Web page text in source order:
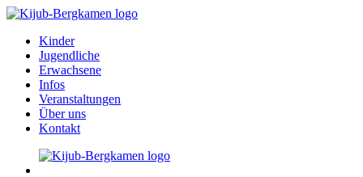
Kinder
Jugendliche
Erwachsene
Infos
Veranstaltungen
Über uns
Kontakt